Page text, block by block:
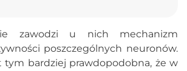
zawodzi u nich mechanizm
poszczególnych neuronów.
tym bardziej prawdopodobna, że w